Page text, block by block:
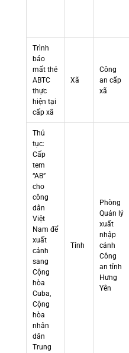
Trình
báo
mất thẻ
ABTC
thực
hiện tại
cấp xã
Xã
Công
an cấp
xã
Thủ
tục:
Cấp
tem
“AB”
cho
công
dân
Việt
Nam để
xuất
cảnh
sang
Cộng
hòa
Cuba,
Cộng
hòa
nhân
dân
Trung
Tỉnh
Phòng
Quản lý
xuất
nhập
cảnh
Công
an tỉnh
Hưng
Yên